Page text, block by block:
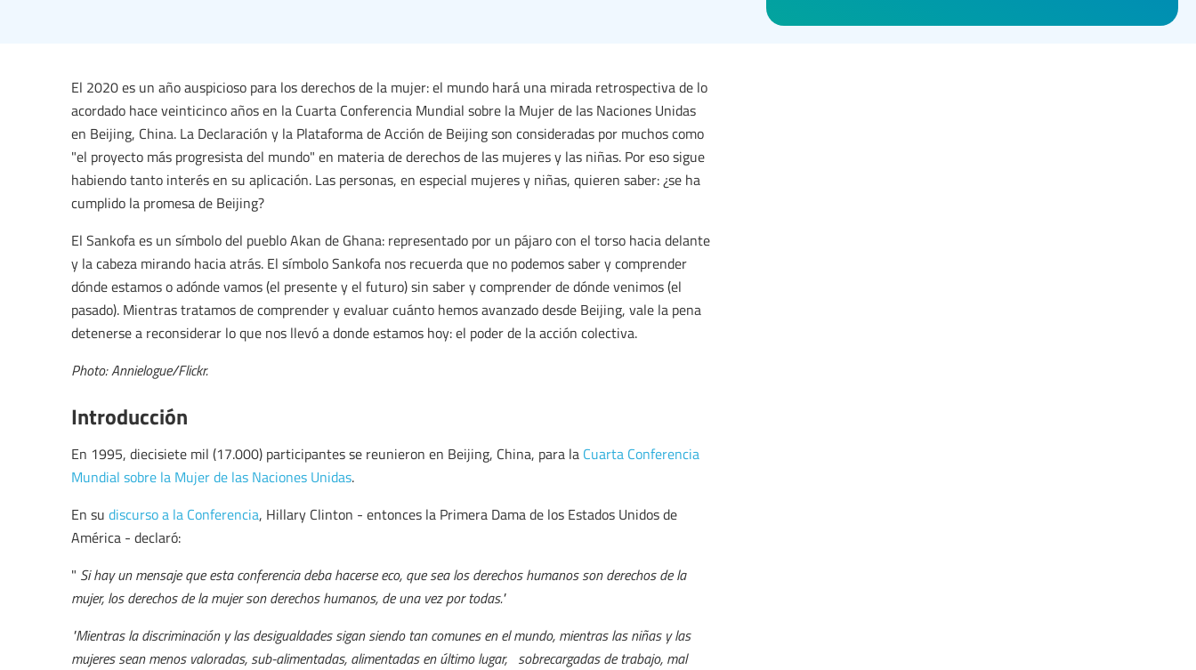
El 2020 es un año auspicioso para los derechos de la mujer: el mundo hará una mirada retrospectiva de lo
acordado hace veinticinco años en la Cuarta Conferencia Mundial sobre la Mujer de las Naciones Unidas
en Beijing, China. La Declaración y la Plataforma de Acción de Beijing son consideradas por muchos como
"el proyecto más progresista del mundo" en materia de derechos de las mujeres y las niñas. Por eso sigue
habiendo tanto interés en su aplicación. Las personas, en especial mujeres y niñas, quieren saber: ¿se ha
cumplido la promesa de Beijing?
El Sankofa es un símbolo del pueblo Akan de Ghana: representado por un pájaro con el torso hacia delante
y la cabeza mirando hacia atrás. El símbolo Sankofa nos recuerda que no podemos saber y comprender
dónde estamos o adónde vamos (el presente y el futuro) sin saber y comprender de dónde venimos (el
pasado). Mientras tratamos de comprender y evaluar cuánto hemos avanzado desde Beijing, vale la pena
detenerse a reconsiderar lo que nos llevó a donde estamos hoy: el poder de la acción colectiva.
Photo: Annielogue/Flickr.
Introducción
En 1995, diecisiete mil (17.000) participantes se reunieron en Beijing, China, para la Cuarta Conferencia
Mundial sobre la Mujer de las Naciones Unidas.
En su discurso a la Conferencia, Hillary Clinton - entonces la Primera Dama de los Estados Unidos de
América - declaró:
" Si hay un mensaje que esta conferencia deba hacerse eco, que sea los derechos humanos son derechos de la
mujer, los derechos de la mujer son derechos humanos, de una vez por todas."
"Mientras la discriminación y las desigualdades sigan siendo tan comunes en el mundo, mientras las niñas y las
mujeres sean menos valoradas, sub-alimentadas, alimentadas en último lugar, sobrecargadas de trabajo, mal